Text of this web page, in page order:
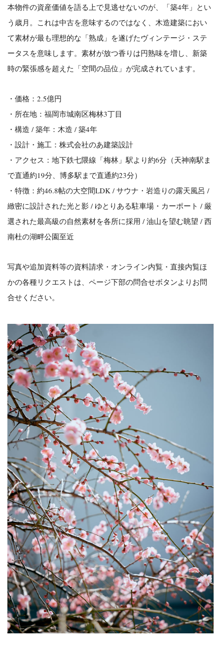
本物件の資産価値を語る上で見逃せないのが、「築4年」とい
う歳月。 これは中古を意味するのではなく、木造建築におい
て素材が最も理想的な「熟成」を遂げたヴィンテージ・ステ
ータスを意味します。 素材が放つ香りは円熟味を増し、新築
時の緊張感を超えた「空間の品位」が完成されています。
・価格：2.5億円
・所在地：福岡市城南区梅林3丁目
・構造 / 築年：木造 / 築4年
・設計・施工：株式会社のあ建築設計
・アクセス：地下鉄七隈線「梅林」駅より約6分（天神南駅ま
で直通約19分、博多駅まで直通約23分）
・特徴：約46.8帖の大空間LDK / サウナ・岩造りの露天風呂 /
緻密に設計された光と影 / ゆとりある駐車場 ・カーポート / 厳
選された最高級の自然素材を各所に採用 / 油山を望む眺望 / 西
南杜の湖畔公園至近
写真や追加資料等の資料請求・オンライン内覧・直接内覧ほ
かの各種リクエストは、 ページ下部の問合せボタンよりお問
合せください。